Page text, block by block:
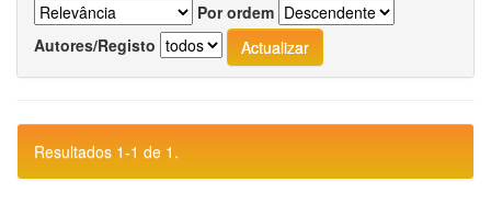
Por ordem
Autores/Registo
Resultados 1-1 de 1.